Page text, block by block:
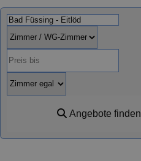
Angebote finden